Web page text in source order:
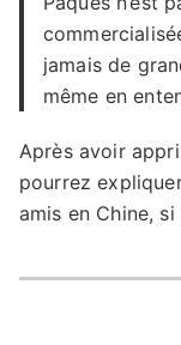
jamais de
même en
Après avoir
pourrez
amis en Chine,